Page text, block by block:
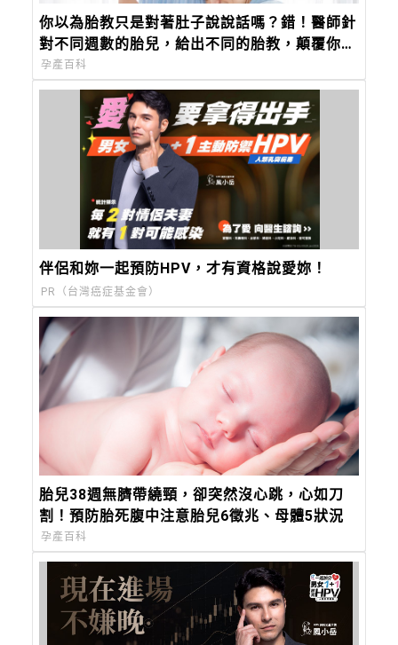
你以為胎教只是對著肚子說說話嗎？錯！醫師針
對不同週數的胎兒，給出不同的胎教，顛覆你對
胎教的觀念
孕產百科
伴侶和妳一起預防HPV，才有資格說愛妳！
PR（台灣癌症基金會）
胎兒38週無臍帶繞頸，卻突然沒心跳，心如刀
割！預防胎死腹中注意胎兒6徵兆、母體5狀況
孕產百科